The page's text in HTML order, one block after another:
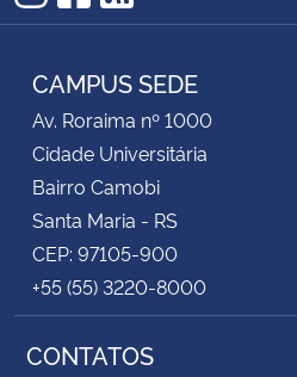
Secretaria de Governo
Gabinete de Segurança Institucional
Advocacia-Geral da União
Banco Central do Brasil
Planalto
Instagram
Facebook
RSS
CAMPUS SEDE
Av. Roraima nº 1000
Cidade Universitária
Bairro Camobi
Santa Maria - RS
CEP: 97105-900
+55 (55) 3220-8000
CONTATOS